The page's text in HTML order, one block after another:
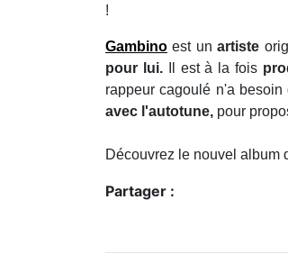
!
Gambino est un artiste
pour lui.
Il est à la fois
rappeur cagoulé n'a
avec l'autotune, pour
Découvrez le nouvel album
Partager :